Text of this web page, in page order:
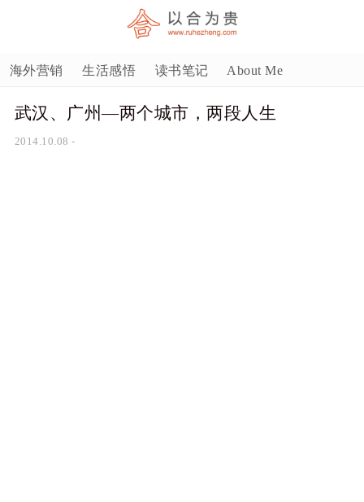
海外营销 生活感悟 读书笔记 About Me
武汉、广州—两个城市，两段人生
2014.10.08-